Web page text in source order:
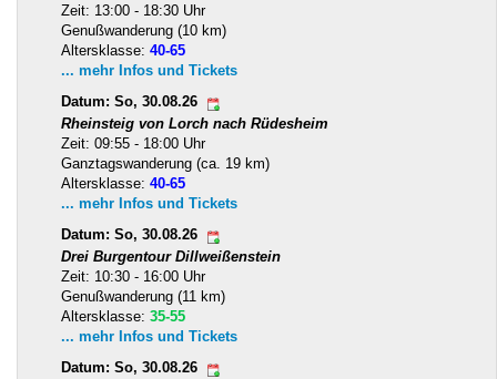
Zeit: 13:00 - 18:30 Uhr
Genußwanderung (10 km)
Altersklasse: 40-65
... mehr Infos und Tickets
Datum: So, 30.08.26
Rheinsteig von Lorch nach Rüdesheim
Zeit: 09:55 - 18:00 Uhr
Ganztagswanderung (ca. 19 km)
Altersklasse: 40-65
... mehr Infos und Tickets
Datum: So, 30.08.26
Drei Burgentour Dillweißenstein
Zeit: 10:30 - 16:00 Uhr
Genußwanderung (11 km)
Altersklasse: 35-55
... mehr Infos und Tickets
Datum: So, 30.08.26